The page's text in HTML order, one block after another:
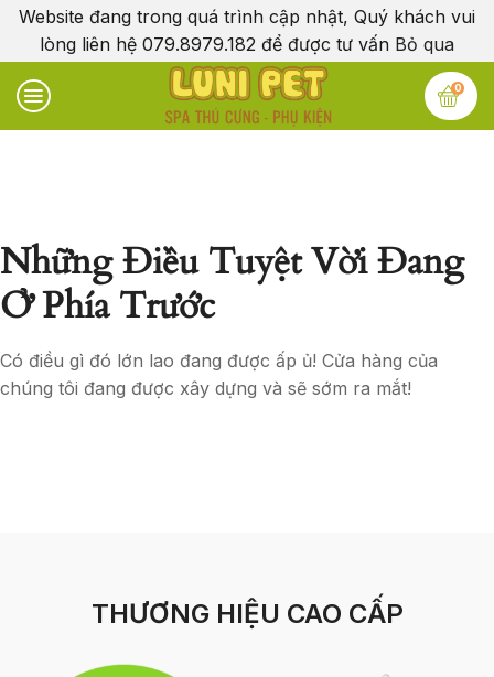
Website đang trong quá trình cập nhật, Quý khách vui
lòng liên hệ 079.8979.182 để được tư vấn Bỏ qua
0
Những Điều Tuyệt Vời Đang
Ở Phía Trước
Có điều gì đó lớn lao đang được ấp ủ! Cửa hàng của
chúng tôi đang được xây dựng và sẽ sớm ra mắt!
THƯƠNG HIỆU CAO CẤP